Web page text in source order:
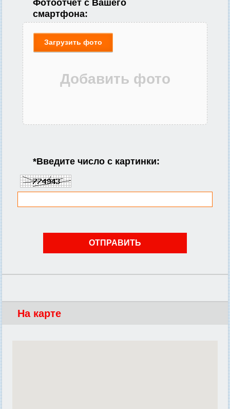
Фотоотчет с Вашего
смартфона:
Загрузить фото
*Введите число с картинки:
На карте